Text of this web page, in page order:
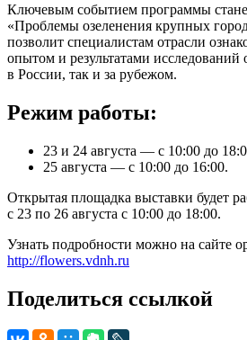
Ключевым событием программы
«Проблемы озеленения крупных
позволит специалистам отрасли
опытом и результатами исследований
в России, так и за рубежом.
Режим работы:
23 и 24 августа — с 10:00 до
25 августа — с 10:00 до 16:00.
Открытая площадка выставки будет
с 23 по 26 августа с 10:00 до 18:00.
Узнать подробности можно на сайте
http://flowers.vdnh.ru
Поделиться ссылкой